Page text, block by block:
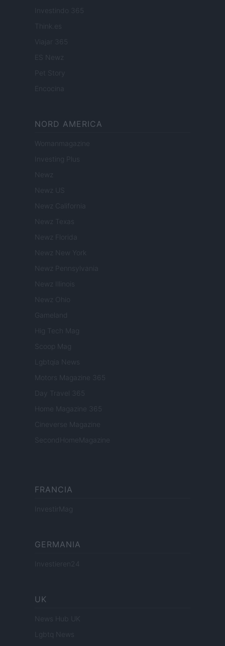
Investindo 365
Think.es
Viajar 365
ES Newz
Encocina
NORD AMERICA
Womanmagazine
Investing Plus
Newz
Newz US
Newz California
Newz Texas
Newz Florida
Newz New York
Newz Pennsylvania
Newz Illinois
Newz Ohio
Gameland
Hig Tech Mag
Scoop Mag
Lgbtqia News
Motors Magazine 365
Day Travel 365
Home Magazine 365
Cineverse Magazine
SecondHomeMagazine
FRANCIA
InvestirMag
GERMANIA
Investieren24
UK
News Hub UK
Lgbtq News